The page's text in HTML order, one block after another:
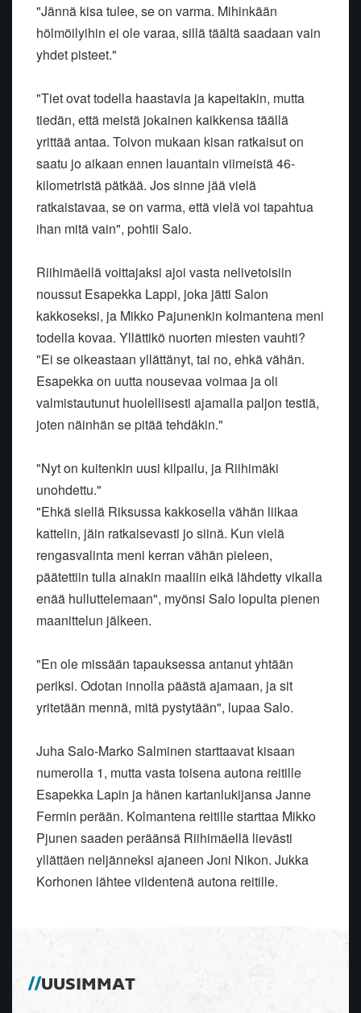
"Jännä kisa tulee, se on varma. Mihinkään
hölmöilyihin ei ole varaa, sillä täältä saadaan vain
yhdet pisteet."
"Tiet ovat todella haastavia ja kapeitakin, mutta
tiedän, että meistä jokainen kaikkensa täällä
yrittää antaa. Toivon mukaan kisan ratkaisut on
saatu jo aikaan ennen lauantain viimeistä 46-
kilometristä pätkää. Jos sinne jää vielä
ratkaistavaa, se on varma, että vielä voi tapahtua
ihan mitä vain", pohtii Salo.
Riihimäellä voittajaksi ajoi vasta nelivetoisiin
noussut Esapekka Lappi, joka jätti Salon
kakkoseksi, ja Mikko Pajunenkin kolmantena meni
todella kovaa. Yllättikö nuorten miesten vauhti?
"Ei se oikeastaan yllättänyt, tai no, ehkä vähän.
Esapekka on uutta nousevaa voimaa ja oli
valmistautunut huolellisesti ajamalla paljon testiä,
joten näinhän se pitää tehdäkin."
"Nyt on kuitenkin uusi kilpailu, ja Riihimäki
unohdettu."
"Ehkä siellä Riksussa kakkosella vähän liikaa
kattelin, jäin ratkaisevasti jo siinä. Kun vielä
rengasvalinta meni kerran vähän pieleen,
päätettiin tulla ainakin maaliin eikä lähdetty vikalla
enää hulluttelemaan", myönsi Salo lopulta pienen
maanittelun jälkeen.
"En ole missään tapauksessa antanut yhtään
periksi. Odotan innolla päästä ajamaan, ja sit
yritetään mennä, mitä pystytään", lupaa Salo.
Juha Salo-Marko Salminen starttaavat kisaan
numerolla 1, mutta vasta toisena autona reitille
Esapekka Lapin ja hänen kartanlukijansa Janne
Fermin perään. Kolmantena reitille starttaa Mikko
Pjunen saaden peräänsä Riihimäellä lievästi
yllättäen neljänneksi ajaneen Joni Nikon. Jukka
Korhonen lähtee viidentenä autona reitille.
UUSIMMAT